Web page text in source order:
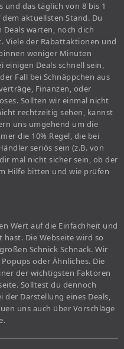
und das täglich von 8 bis 1
aktuellsten Stand. Du
warten, noch dich
Viele der Rabattaktionen und
weniger Minuten
einigen Deals schnell sein,
Fall bei Schnäppchen aus
Finanzen, oder
Sollten wir einmal nicht
rechtzeitig sehen, kannst
uns umgehend um die
die 10% Regel, die bei
seriös sein (z.B. von
mal nicht sicher sein, ob der
Hilfe bitten und wie prüfen
Wert auf die Einfachheit und
Die Webseite wird so
Schnick Schnack. Wir
oder Ähnliches. Die
der wichtigsten Faktoren
Solltest du dennoch
der Darstellung eines Deals,
uns auch über Vorschläge